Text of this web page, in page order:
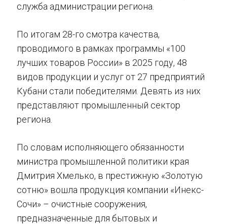
служба администрации региона.
По итогам 28-го смотра качества,
проводимого в рамках программы «100
лучших товаров России» в 2025 году, 48
видов продукции и услуг от 27 предприятий
Кубани стали победителями. Девять из них
представляют промышленный сектор
региона.
По словам исполняющего обязанности
министра промышленной политики края
Дмитрия Хмелько, в престижную «Золотую
сотню» вошла продукция компании «Инекс-
Сочи» – очистные сооружения,
предназначенные для бытовых и